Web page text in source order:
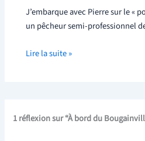
J’embarque avec Pierre sur le «
un pêcheur semi-professionnel
Lire la suite »
1 réflexion sur “À bord du